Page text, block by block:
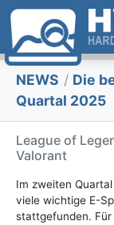
NEWS / Die
Quartal 2025
League of
Valorant
Im zweiten
viele wichtige E-
stattgefunden. Für